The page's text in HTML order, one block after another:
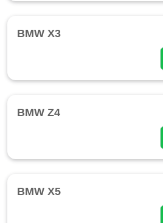
BMW X3
BMW Z4
BMW X5